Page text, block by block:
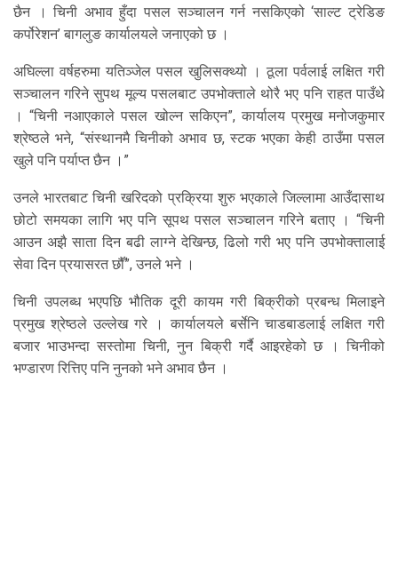
छैन । चिनी अभाव हुँदा पसल सञ्चालन गर्न नसकिएको ‘साल्ट ट्रेडिङ
कर्पोरेशन’ बागलुङ कार्यालयले जनाएको छ ।
अघिल्ला वर्षहरुमा यतिञ्जेल पसल खुलिसक्थ्यो । ठूला पर्वलाई लक्षित गरी
सञ्चालन गरिने सुपथ मूल्य पसलबाट उपभोक्ताले थोरै भए पनि राहत पाउँथे
। “चिनी नआएकाले पसल खोल्न सकिएन”, कार्यालय प्रमुख मनोजकुमार
श्रेष्ठले भने, “संस्थानमै चिनीको अभाव छ, स्टक भएका केही ठाउँमा पसल
खुले पनि पर्याप्त छैन ।”
उनले भारतबाट चिनी खरिदको प्रक्रिया शुरु भएकाले जिल्लामा आउँदासाथ
छोटो समयका लागि भए पनि सूपथ पसल सञ्चालन गरिने बताए । “चिनी
आउन अझै साता दिन बढी लाग्ने देखिन्छ, ढिलो गरी भए पनि उपभोक्तालाई
सेवा दिन प्रयासरत छौँ”, उनले भने ।
चिनी उपलब्ध भएपछि भौतिक दूरी कायम गरी बिक्रीको प्रबन्ध मिलाइने
प्रमुख श्रेष्ठले उल्लेख गरे । कार्यालयले बर्सेनि चाडबाडलाई लक्षित गरी
बजार भाउभन्दा सस्तोमा चिनी, नुन बिक्री गर्दै आइरहेको छ । चिनीको
भण्डारण रित्तिए पनि नुनको भने अभाव छैन ।